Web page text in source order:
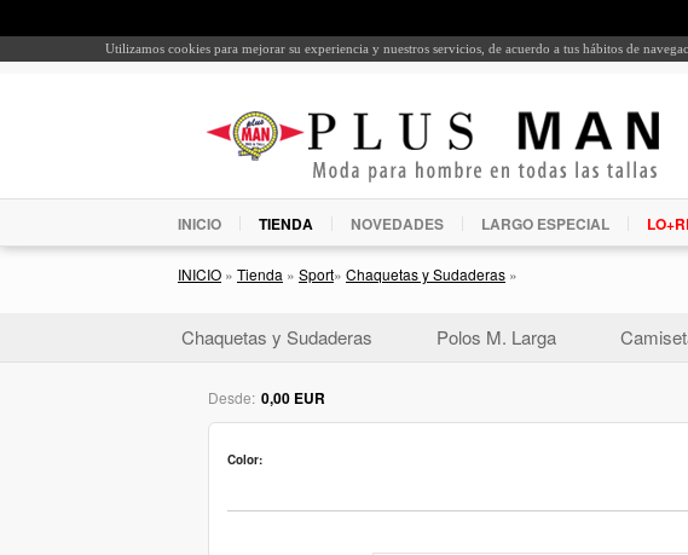
Utilizamos cookies para mejorar su experiencia y nuestros servicios, de acuerdo a tus hábitos de
INICIO TIENDA NOVEDADES LARGO ESPECIAL
INICIO » Tienda » Sport» Chaquetas y Sudaderas »
Chaquetas y Sudaderas Polos M. Larga
Desde: 0,00 EUR
Color: